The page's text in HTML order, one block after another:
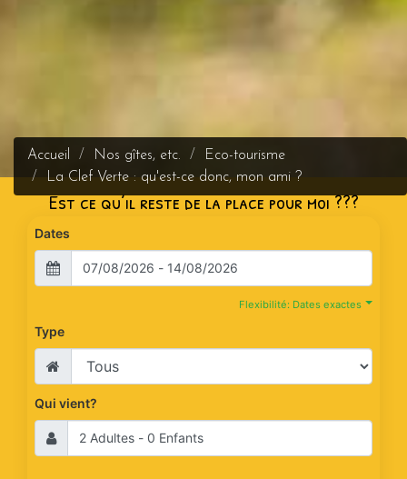
Accueil Nos gîtes, etc.
Eco-tourisme
La Clef Verte : qu'est-ce donc, mon ami ?
Est ce qu’il reste de la place pour moi ???
Dates
Flexibilité: Dates exactes
Type
Qui vient?